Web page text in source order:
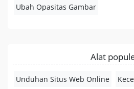
Ubah Opasitas Gambar
Alat
Unduhan Situs Web Online